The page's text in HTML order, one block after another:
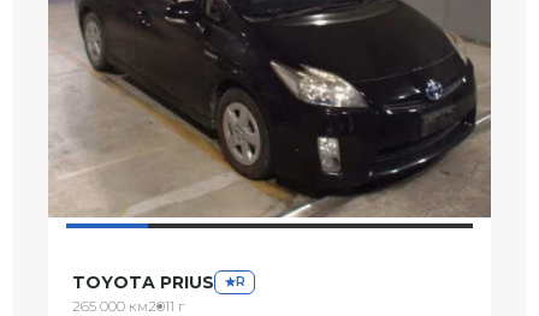
TOYOTA PRIUS R
265 000 км2011 г